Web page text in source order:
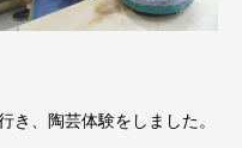
き、陶芸体験をしました。